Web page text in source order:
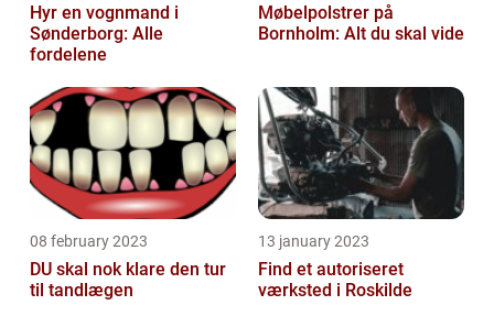
Hyr en vognmand i
Sønderborg: Alle
fordelene
Møbelpolstrer på
Bornholm: Alt du skal vide
08 february 2023
DU skal nok klare den tur
til tandlægen
13 january 2023
Find et autoriseret
værksted i Roskilde